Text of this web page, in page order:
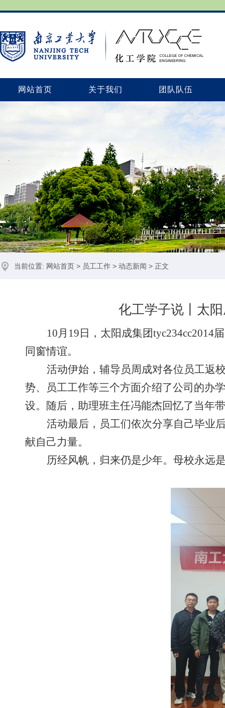
网站首页 关于我们 团队队伍
当前位置: 网站首页 > 员工工作 > 动态新闻 > 正文
化工学子说丨太
10月 19 日，太阳成集团tyc234cc2014
同窗情谊。
活动伊始，辅导员周成对各位员工返
势、员工工作等三个方面介绍了公司的办
设。随后，助理班主任冯能杰回忆了当年
活动最后，员工们依次分享自己毕业
献自己力量。
历经风帆，归来仍是少年。母校永远